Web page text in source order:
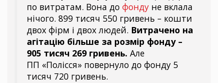
по витратам. Вона до фонду не вклала
нічого. 899 тисяч 550 гривень – кошти
двох фірм і двох людей. Витрачено на
агітацію більше за розмір фонду –
905 тисяч 269 гривень. Але
ПП «Полісся» повернуло до фонду 5
тисяч 720 гривень.